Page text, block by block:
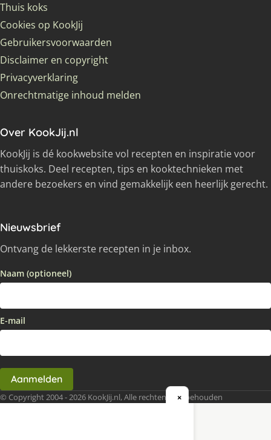
Thuis koks
Cookies op KookJij
Gebruikersvoorwaarden
Disclaimer en copyright
Privacyverklaring
Onrechtmatige inhoud melden
Over KookJij.nl
KookJij is dé kookwebsite vol recepten en inspiratie voor
thuiskoks. Deel recepten, tips en kooktechnieken met
andere bezoekers en vind gemakkelijk een heerlijk gerecht.
Nieuwsbrief
Ontvang de lekkerste recepten in je inbox.
Naam (optioneel)
E-mail
Aanmelden
© Copyright 2004 - 2026 KookJij.nl, Alle rechten voorbehouden
×